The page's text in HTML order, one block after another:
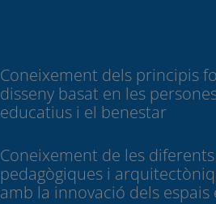
Coneixement dels principis
disseny basat en les
educatius i el benestar
Coneixement de les
pedagògiques i
amb la innovació dels